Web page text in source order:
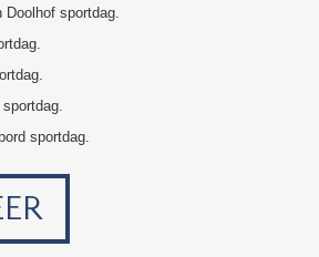
Doolhof sportdag.
sportdag.